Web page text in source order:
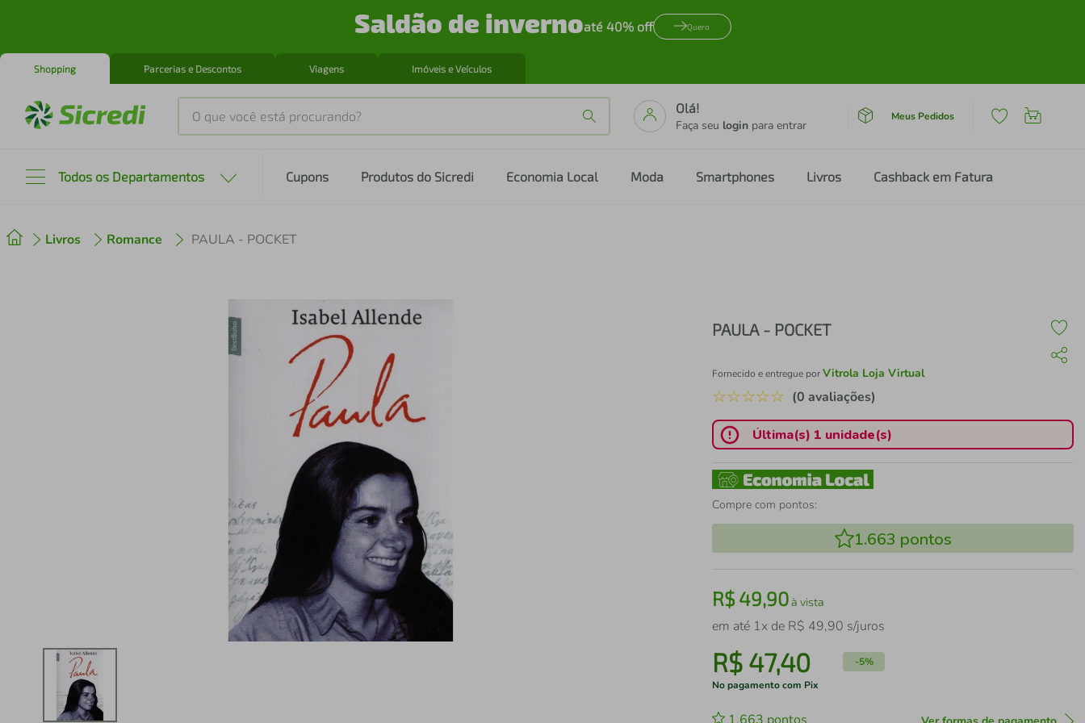
Saldão de invernoaté 40% off Quero
Shopping Parcerias e Descontos Viagens Imóveis e Veículos
O que você está procurando?
Olá!
Faça seu login para entrar
Meus Pedidos
Todos os Departamentos Cupons Produtos do Sicredi Economia Local Moda Smartphones Livros Cashback em Fatura
Livros Romance PAULA - POCKET
PAULA - POCKET
Fornecido e entregue porVitrola Loja Virtual
☆☆☆☆☆ (0 avaliações)
Última(s) 1 unidade(s)
Compre com pontos:
1.663 pontos
R$49,90à vista
em até 1x de R$ 49,90 s/juros
R$ 47,40 -5%
No pagamento com Pix
2 cafeteira
air fryer